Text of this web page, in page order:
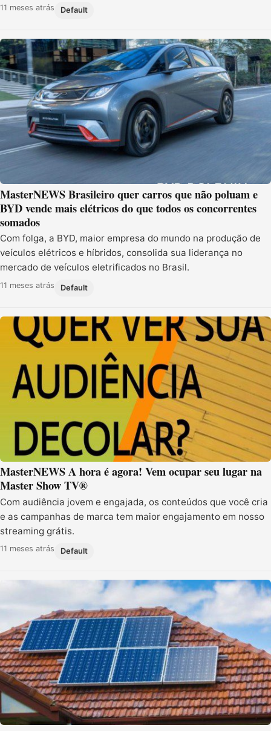
11 meses atrás Default
MasterNEWS Brasileiro quer carros que não poluam e
BYD vende mais elétricos do que todos os concorrentes
somados
Com folga, a BYD, maior empresa do mundo na produção de
veículos elétricos e híbridos, consolida sua liderança no
mercado de veículos eletrificados no Brasil.
11 meses atrás Default
MasterNEWS A hora é agora! Vem ocupar seu lugar na
Master Show TV®
Com audiência jovem e engajada, os conteúdos que você cria
e as campanhas de marca tem maior engajamento em nosso
streaming grátis.
11 meses atrás Default